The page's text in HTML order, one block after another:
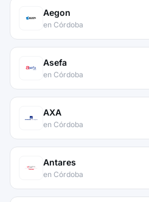
Aegon
en Córdoba
Asefa
en Córdoba
AXA
en Córdoba
Antares
en Córdoba